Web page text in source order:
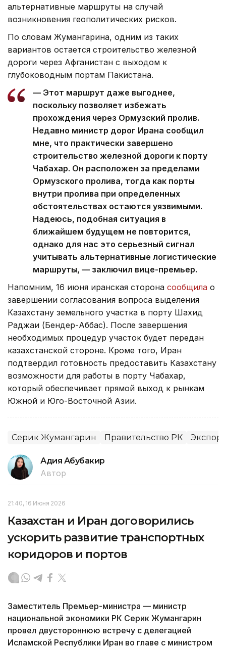
альтернативные маршруты на случай
возникновения геополитических рисков.
По словам Жумангарина, одним из таких
вариантов остается строительство железной
дороги через Афганистан с выходом к
глубоководным портам Пакистана.
— Этот маршрут даже выгоднее,
поскольку позволяет избежать
прохождения через Ормузский пролив.
Недавно министр дорог Ирана сообщил
мне, что практически завершено
строительство железной дороги к порту
Чабахар. Он расположен за пределами
Ормузского пролива, тогда как порты
внутри пролива при определенных
обстоятельствах остаются уязвимыми.
Надеюсь, подобная ситуация в
ближайшем будущем не повторится,
однако для нас это серьезный сигнал
учитывать альтернативные логистические
маршруты, — заключил вице-премьер.
Напомним, 16 июня иранская сторона сообщила о
завершении согласования вопроса выделения
Казахстану земельного участка в порту Шахид
Раджаи (Бендер-Аббас). После завершения
необходимых процедур участок будет передан
казахстанской стороне. Кроме того, Иран
подтвердил готовность предоставить Казахстану
возможности для работы в порту Чабахар,
который обеспечивает прямой выход к рынкам
Южной и Юго-Восточной Азии.
Серик Жумангарин Правительство РК Экспорт
Адия Абубакир
Автор
21:40, 16 Июня 2026
Казахстан и Иран договорились
ускорить развитие транспортных
коридоров и портов
Заместитель Премьер-министра — министр
национальной экономики РК Серик Жумангарин
провел двустороннюю встречу с делегацией
Исламской Республики Иран во главе с министром